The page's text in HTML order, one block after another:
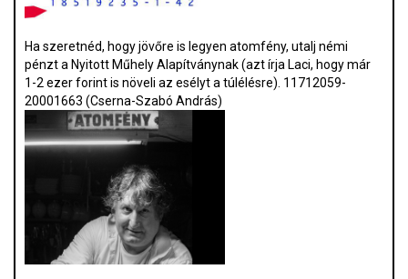
Ha szeretnéd, hogy jövőre is legyen atomfény, utalj némi
pénzt a Nyitott Műhely Alapítványnak (azt írja Laci, hogy már
1-2 ezer forint is növeli az esélyt a túlélésre). 11712059-
20001663 (Cserna-Szabó András)